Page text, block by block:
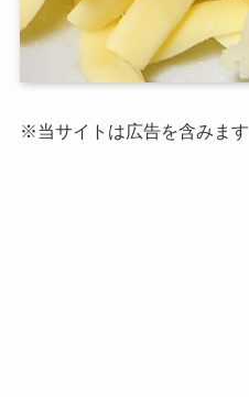
※当サイトは広告を含みます